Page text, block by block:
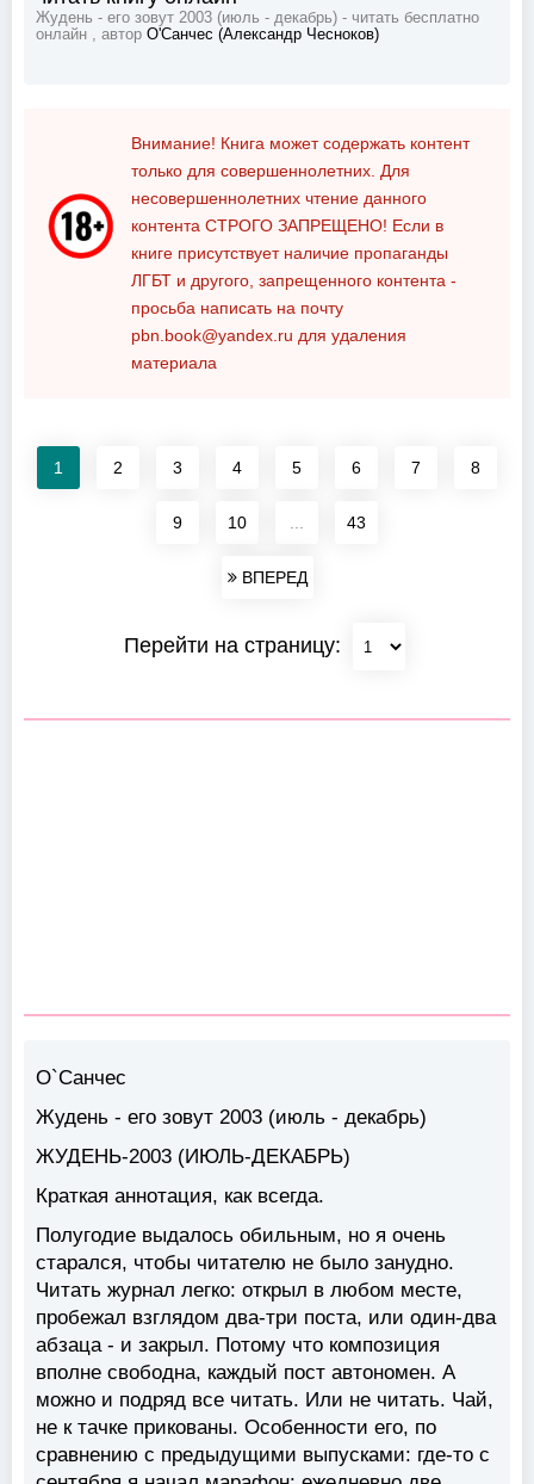
Жудень - его зовут 2003 (июль - декабрь) - читать бесплатно
онлайн , автор О'Санчес (Александр Чесноков)
Внимание! Книга может содержать контент
только для совершеннолетних. Для
несовершеннолетних чтение данного
контента СТРОГО ЗАПРЕЩЕНО! Если в
книге присутствует наличие пропаганды
ЛГБТ и другого, запрещенного контента -
просьба написать на почту
pbn.book@yandex.ru для удаления
материала
1 2 3 4 5 6 7 8
9 10 43
ВПЕРЕД
Перейти на страницу:
О`Санчес
Жудень - его зовут 2003 (июль - декабрь)
ЖУДЕНЬ-2003 (ИЮЛЬ-ДЕКАБРЬ)
Краткая аннотация, как всегда.
Полугодие выдалось обильным, но я очень
старался, чтобы читателю не было занудно.
Читать журнал легко: открыл в любом месте,
пробежал взглядом два-три поста, или один-два
абзаца - и закрыл. Потому что композиция
вполне свободна, каждый пост автономен. А
можно и подряд все читать. Или не читать. Чай,
не к тачке прикованы. Особенности его, по
сравнению с предыдущими выпусками: где-то с